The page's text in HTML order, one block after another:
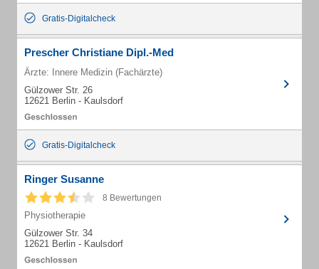
Gratis-Digitalcheck
Prescher Christiane Dipl.-Med
Ärzte: Innere Medizin (Fachärzte)
Gülzower Str. 26
12621 Berlin - Kaulsdorf
Gratis-Digitalcheck
Ringer Susanne
8 Bewertungen
Physiotherapie
Gülzower Str. 34
12621 Berlin - Kaulsdorf